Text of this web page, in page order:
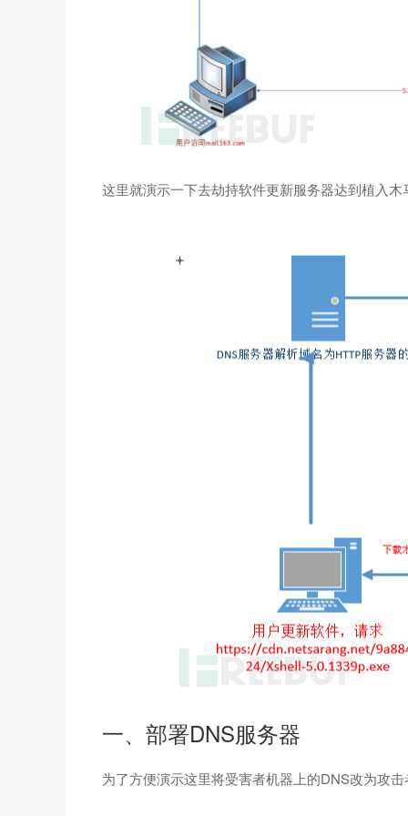
这里就演示一下去劫持软件更新服务器达到植入木
一、部署DNS服务器
为了方便演示这里将受害者机器上的DNS改为攻击